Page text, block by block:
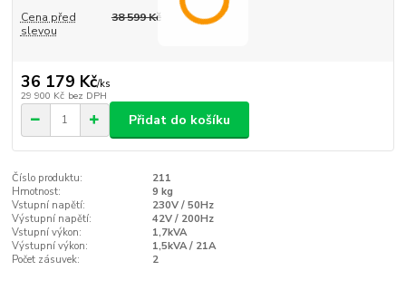
Cena před
slevou
38 599 Kč
36 179 Kč/ks
29 900 Kč bez DPH
Přidat do košíku
Číslo produktu:
211
Hmotnost:
9 kg
Vstupní napětí:
230V / 50Hz
Výstupní napětí:
42V / 200Hz
Vstupní výkon:
1,7kVA
Výstupní výkon:
1,5kVA / 21A
Počet zásuvek:
2